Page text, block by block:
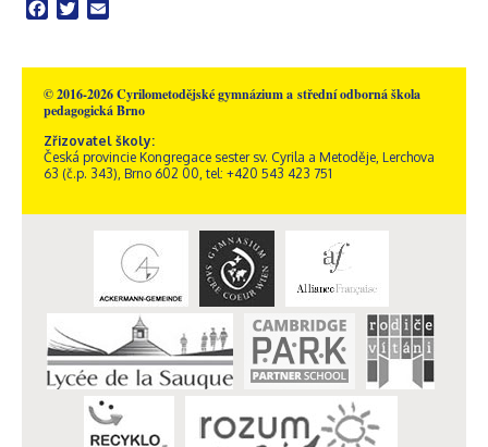
Facebook
Twitter
© 2016-2026 Cyrilometodějské gymnázium a střední odborná škola
pedagogická Brno
Zřizovatel školy:
Česká provincie Kongregace sester sv. Cyrila a Metoděje, Lerchova
63 (č.p. 343), Brno 602 00, tel: +420 543 423 751